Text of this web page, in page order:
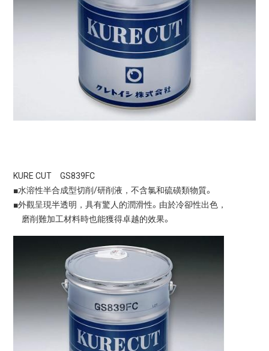
KURE CUT GS839FC
■水溶性半合成型切削/研削液，不含氯和硫磺類物質。
■外觀呈現半透明，具有驚人的潤滑性。由於冷卻性出色，
磨削難加工材料時也能獲得卓越的效果。